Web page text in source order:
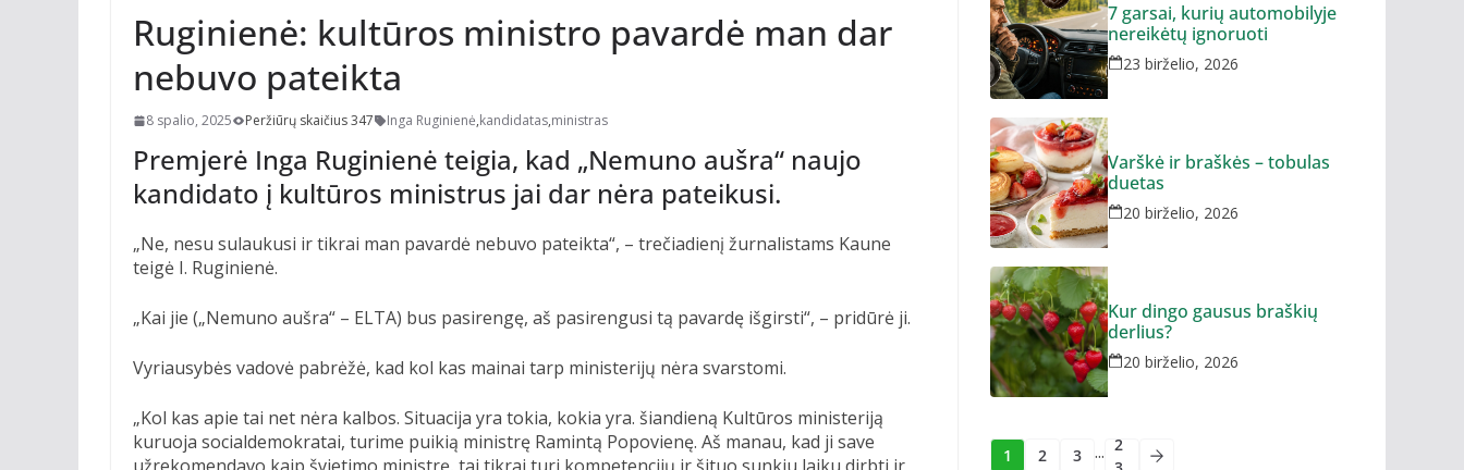
Ruginienė: kultūros ministro pavardė man dar
nebuvo pateikta
8 spalio, 2025 Peržiūrų skaičius 347 Inga Ruginienė,kandidatas,ministras
Premjerė Inga Ruginienė teigia, kad „Nemuno aušra“ naujo
kandidato į kultūros ministrus jai dar nėra pateikusi.
„Ne, nesu sulaukusi ir tikrai man pavardė nebuvo pateikta“, – trečiadienį žurnalistams Kaune
teigė I. Ruginienė.
„Kai jie („Nemuno aušra“ – ELTA) bus pasirengę, aš pasirengusi tą pavardę išgirsti“, – pridūrė ji.
Vyriausybės vadovė pabrėžė, kad kol kas mainai tarp ministerijų nėra svarstomi.
„Kol kas apie tai net nėra kalbos. Situacija yra tokia, kokia yra. šiandieną Kultūros ministeriją
kuruoja socialdemokratai, turime puikią ministrę Ramintą Popovienę. Aš manau, kad ji save
7 garsai, kurių automobilyje
nereikėtų ignoruoti
23 birželio, 2026
Varškė ir braškės – tobulas
duetas
20 birželio, 2026
Kur dingo gausus braškių
derlius?
20 birželio, 2026
1 2 3 ... 2